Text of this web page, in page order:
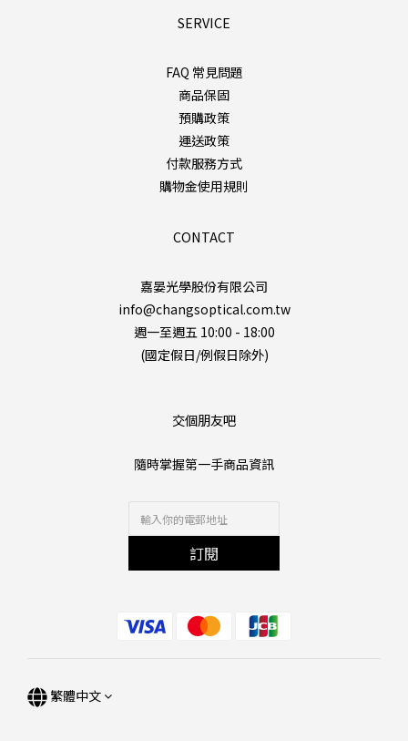
SERVICE
FAQ 常見問題
商品保固
預購政策
運送政策
付款服務方式
購物金使用規則
CONTACT
嘉晏光學股份有限公司
info@changsoptical.com.tw
週一至週五 10:00 - 18:00
(國定假日/例假日除外)
交個朋友吧
隨時掌握第一手商品資訊
訂閱
繁體中文